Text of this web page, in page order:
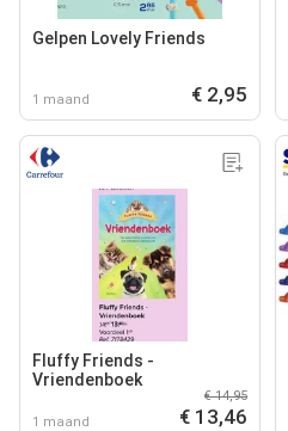
Gelpen Lovely Friends
1 maand € 2,95
Fluffy Friends -
Vriendenboek
1 maand
€ 14,95
€ 13,46